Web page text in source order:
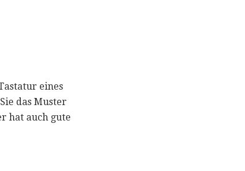
eines
das Muster
hat auch gute